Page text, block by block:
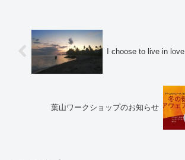
I choose to live in love
葉山ワークショップのお知らせ